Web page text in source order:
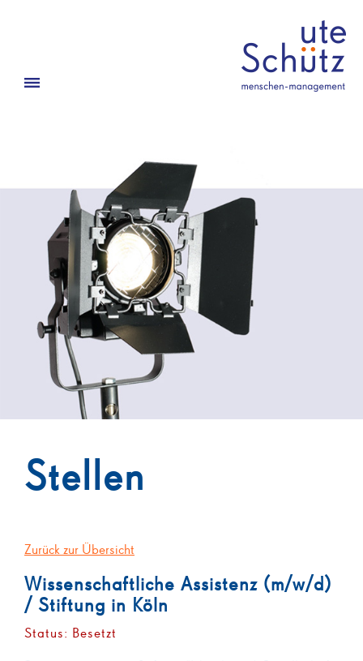
Stellen
Zurück zur Übersicht
Wissenschaftliche Assistenz (m/w/d)
/ Stiftung in Köln
Status: Besetzt